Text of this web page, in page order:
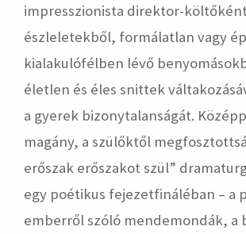
impresszionista direktor-költőként
észleletekből, formálatlan vagy
kialakulófélben lévő
életlen és éles snittek
a gyerek bizonytalanságát.
magány, a szülőktől
erőszak erőszakot szül”
egy poétikus fejezetfináléban – a
emberről szóló mendemondák,